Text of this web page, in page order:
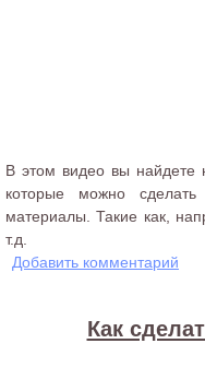
В этом видео вы найдете
которые можно
материалы. Такие как,
т.д.
Добавить комментарий
Как